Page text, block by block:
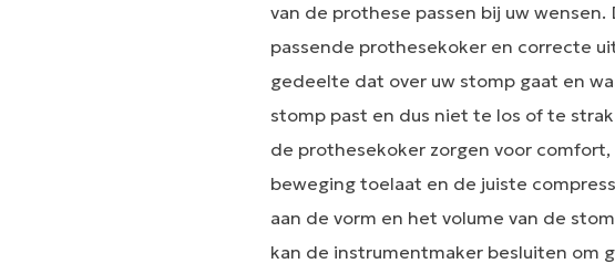
van de prothese passen bij uw
passende prothesekoker en correcte
gedeelte dat over uw stomp gaat en
stomp past en dus niet te los of te
de prothesekoker zorgen voor
beweging toelaat en de juiste
aan de vorm en het volume van de
kan de instrumentmaker besluiten om